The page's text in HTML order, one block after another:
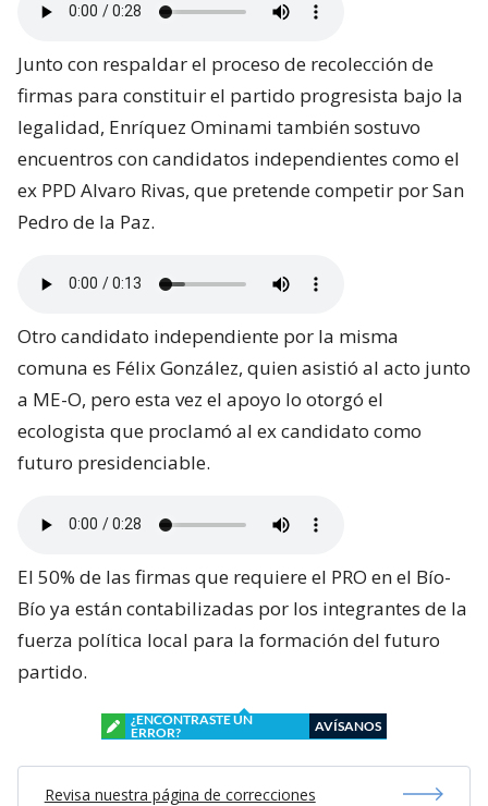
Junto con respaldar el proceso de recolección de
firmas para constituir el partido progresista bajo la
legalidad, Enríquez Ominami también sostuvo
encuentros con candidatos independientes como el
ex PPD Alvaro Rivas, que pretende competir por San
Pedro de la Paz.
Otro candidato independiente por la misma
comuna es Félix González, quien asistió al acto junto
a ME-O, pero esta vez el apoyo lo otorgó el
ecologista que proclamó al ex candidato como
futuro presidenciable.
El 50% de las firmas que requiere el PRO en el Bío-
Bío ya están contabilizadas por los integrantes de la
fuerza política local para la formación del futuro
partido.
¿ENCONTRASTE UN
ERROR?
AVÍSANOS
Revisa nuestra página de correcciones